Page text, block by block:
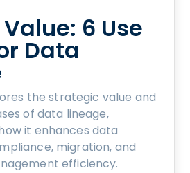
6 Use
Data
the strategic value and
of data lineage,
it enhances data
migration, and
efficiency.